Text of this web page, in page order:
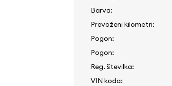
Barva:
Prevoženi kilometri:
Pogon:
Pogon:
Reg. številka:
VIN koda: